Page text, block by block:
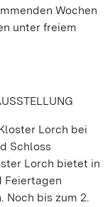
Wochen
unter freiem
Lorch bei
Schloss
Lorch bietet in
Feiertagen
Noch bis zum 2.